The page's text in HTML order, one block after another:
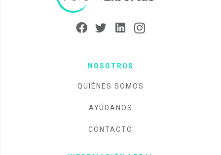
NOSOTROS
QUIÉNES SOMOS
AYÚDANOS
CONTACTO